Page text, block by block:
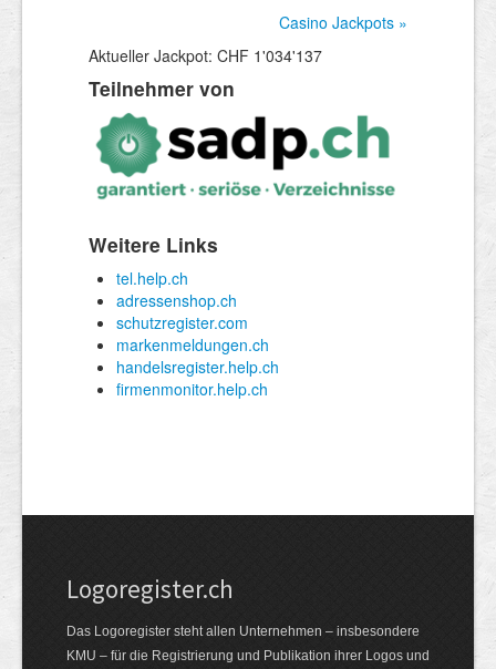
Logoregister.ch
Das Logoregister steht allen Unternehmen – insbesondere
KMU – für die Registrierung und Publikation ihrer Logos und